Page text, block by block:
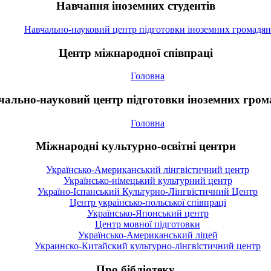
Навчання іноземних студентів
Навчально-науковий центр підготовки іноземних громадян
Центр міжнародної співпраці
Головна
науковий центр підготовки іноземних
Головна
Міжнародні культурно-освітні центри
Українсько-Американський лінгвістичний центр
Українсько-німецький культурний центр
Україно-Іспанський Культурно-Лінгвістичний Центр
Центр українсько-польської співпраці
Українсько-Японський центр
Центр мовної підготовки
Українсько-Американський ліцей
Украинско-Китайский культурно-лінгвістичний центр